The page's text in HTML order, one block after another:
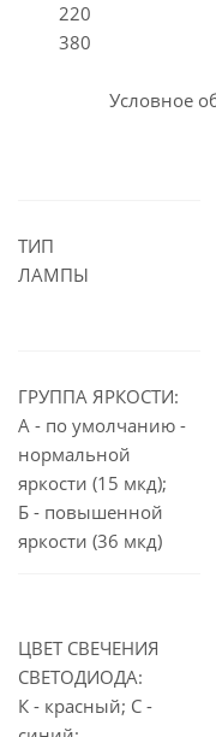
220
380
Условное
ТИП
ЛАМПЫ
ГРУППА ЯРКОСТИ:
А - по умолчанию -
нормальной
яркости (15 мкд);
Б - повышенной
яркости (36 мкд)
ЦВЕТ СВЕЧЕНИЯ
СВЕТОДИОДА:
К - красный; С -